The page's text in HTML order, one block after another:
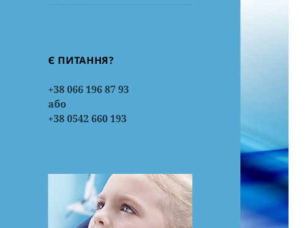
Є ПИТАННЯ?
+38 066 196 87 93
або
+38 0542 660 193